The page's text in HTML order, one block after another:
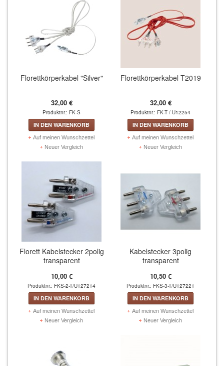
Fechtelektrowesten (45)
Brustschutz & Suspensorium (6)
Fechtmasken (36)
Fecht-Handschuhe (13)
Fecht-Schuhe (9)
Fecht-Strümpfe (6)
Historisches Fechten (1)
Rollstuhlfechten (8)
MELDER/ZUBEHÖR/ERSATZTEILE
Melder und Zubehör (12)
Kabelrollen Ersatzteile (9)
WAFFEN UND WAFFENZUBEHÖR
Degen (72)
Florett (90)
Säbel (33)
TASCHEN UND ROLLBAGS
Florettkörperkabel "Silver"
32,00 €
Produktnr.: FK-S
IN DEN WARENKORB
Auf meinen Wunschzettel
Neuer Vergleich
Florettkörperkabel T2019
32,00 €
Produktnr.: FK-T / U12254
IN DEN WARENKORB
Auf meinen Wunschzettel
Neuer Vergleich
Florett Kabelstecker 2polig
transparent
10,00 €
Produktnr.: FKS-2-T/U127214
IN DEN WARENKORB
Auf meinen Wunschzettel
Neuer Vergleich
Kabelstecker 3polig
transparent
10,50 €
Produktnr.: FKS-3-T/U127221
IN DEN WARENKORB
Auf meinen Wunschzettel
Neuer Vergleich